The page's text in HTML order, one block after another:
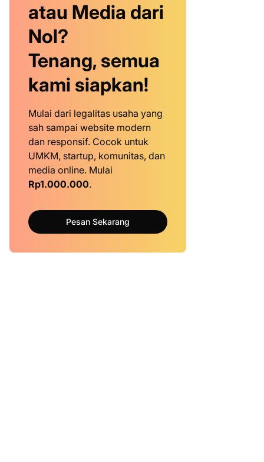
atau Media dari
Nol?
Tenang, semua
kami siapkan!
Mulai dari legalitas usaha yang
sah sampai website modern
dan responsif. Cocok untuk
UMKM, startup, komunitas, dan
media online. Mulai
Rp1.000.000.
Pesan Sekarang